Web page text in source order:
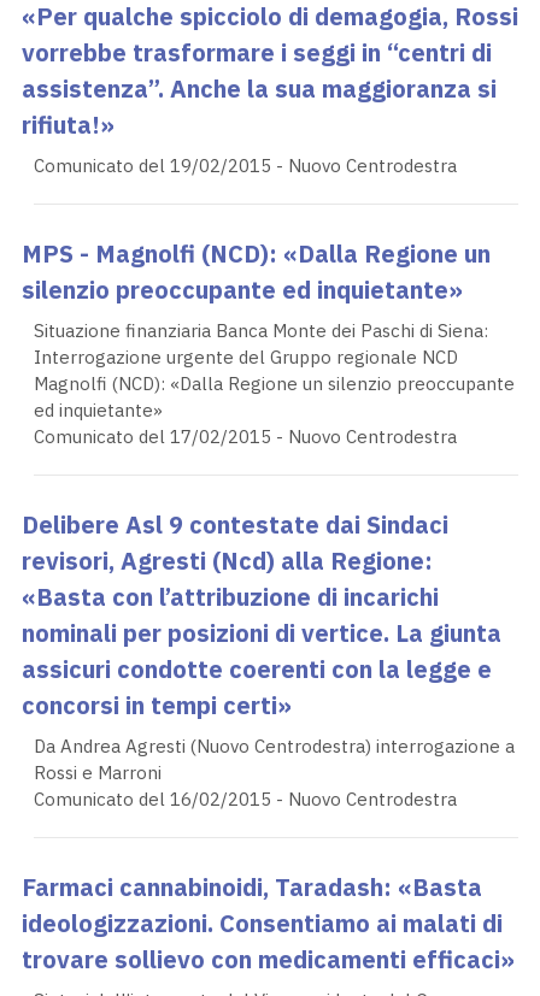
«Per qualche spicciolo di demagogia, Rossi
vorrebbe trasformare i seggi in “centri di
assistenza”. Anche la sua maggioranza si
rifiuta!»
Comunicato del 19/02/2015 - Nuovo Centrodestra
MPS - Magnolfi (NCD): «Dalla Regione un
silenzio preoccupante ed inquietante»
Situazione finanziaria Banca Monte dei Paschi di Siena:
Interrogazione urgente del Gruppo regionale NCD
Magnolfi (NCD): «Dalla Regione un silenzio preoccupante
ed inquietante»
Comunicato del 17/02/2015 - Nuovo Centrodestra
Delibere Asl 9 contestate dai Sindaci
revisori, Agresti (Ncd) alla Regione:
«Basta con l’attribuzione di incarichi
nominali per posizioni di vertice. La giunta
assicuri condotte coerenti con la legge e
concorsi in tempi certi»
Da Andrea Agresti (Nuovo Centrodestra) interrogazione a
Rossi e Marroni
Comunicato del 16/02/2015 - Nuovo Centrodestra
Farmaci cannabinoidi, Taradash: «Basta
ideologizzazioni. Consentiamo ai malati di
trovare sollievo con medicamenti efficaci»